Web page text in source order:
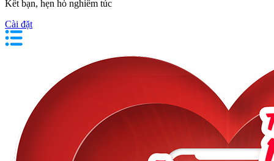
Kết bạn, hẹn hò nghiêm túc
Cài đặt